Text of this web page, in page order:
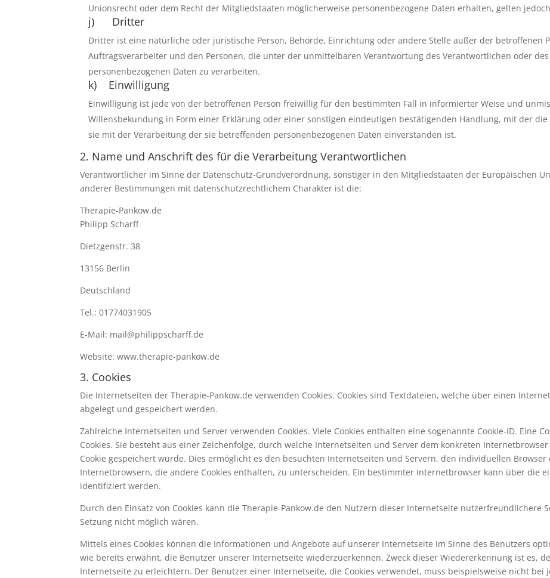
Unionsrecht oder dem Recht der Mitgliedstaaten möglicherweise personenbezogene Daten erhalten, gelten
j) Dritter
Dritter ist eine natürliche oder juristische Person, Behörde, Einrichtung oder andere Stelle außer der betroffenen
Auftragsverarbeiter und den Personen, die unter der unmittelbaren Verantwortung des Verantwortlichen oder
personenbezogenen Daten zu verarbeiten.
k) Einwilligung
Einwilligung ist jede von der betroffenen Person freiwillig für den bestimmten Fall in informierter Weise und
Willensbekundung in Form einer Erklärung oder einer sonstigen eindeutigen bestätigenden Handlung, mit der
sie mit der Verarbeitung der sie betreffenden personenbezogenen Daten einverstanden ist.
2. Name und Anschrift des für die Verarbeitung Verantwortlichen
Verantwortlicher im Sinne der Datenschutz-Grundverordnung, sonstiger in den Mitgliedstaaten der Europäischen
anderer Bestimmungen mit datenschutzrechtlichem Charakter ist die:
Therapie-Pankow.de
Philipp Scharff
Dietzgenstr. 38
13156 Berlin
Deutschland
Tel.: 01774031905
E-Mail: mail@philippscharff.de
Website: www.therapie-pankow.de
3. Cookies
Die Internetseiten der Therapie-Pankow.de verwenden Cookies. Cookies sind Textdateien, welche über einen
abgelegt und gespeichert werden.
Zahlreiche Internetseiten und Server verwenden Cookies. Viele Cookies enthalten eine sogenannte Cookie-ID. Eine
Cookies. Sie besteht aus einer Zeichenfolge, durch welche Internetseiten und Server dem konkreten
Cookie gespeichert wurde. Dies ermöglicht es den besuchten Internetseiten und Servern, den individuellen
Internetbrowsern, die andere Cookies enthalten, zu unterscheiden. Ein bestimmter Internetbrowser kann über die
identifiziert werden.
Durch den Einsatz von Cookies kann die Therapie-Pankow.de den Nutzern dieser Internetseite nutzerfreundlichere
Setzung nicht möglich wären.
Mittels eines Cookies können die Informationen und Angebote auf unserer Internetseite im Sinne des Benutzers
wie bereits erwähnt, die Benutzer unserer Internetseite wiederzuerkennen. Zweck dieser Wiedererkennung ist es,
Internetseite zu erleichtern. Der Benutzer einer Internetseite, die Cookies verwendet, muss beispielsweise nicht